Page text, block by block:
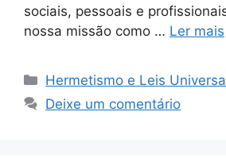
sociais, pessoais e
nossa missão como … Ler mais
Categorias
Hermetismo e Leis
Deixe um comentário